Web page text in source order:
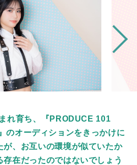
れ育ち、『PRODUCE 101
のオーディションをきっかけに
が、お互いの環境が似ていたか
存在だったのではないでしょう